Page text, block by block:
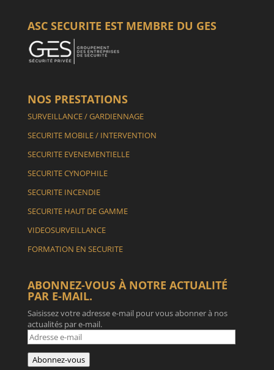
ASC SECURITE EST MEMBRE DU GES
NOS PRESTATIONS
SURVEILLANCE / GARDIENNAGE
SECURITE MOBILE / INTERVENTION
SECURITE EVENEMENTIELLE
SECURITE CYNOPHILE
SECURITE INCENDIE
SECURITE HAUT DE GAMME
VIDEOSURVEILLANCE
FORMATION EN SECURITE
ABONNEZ-VOUS À NOTRE ACTUALITÉ
PAR E-MAIL.
Saisissez votre adresse e-mail pour vous abonner à nos
actualités par e-mail.
Adresse
e-
mail
Abonnez-vous